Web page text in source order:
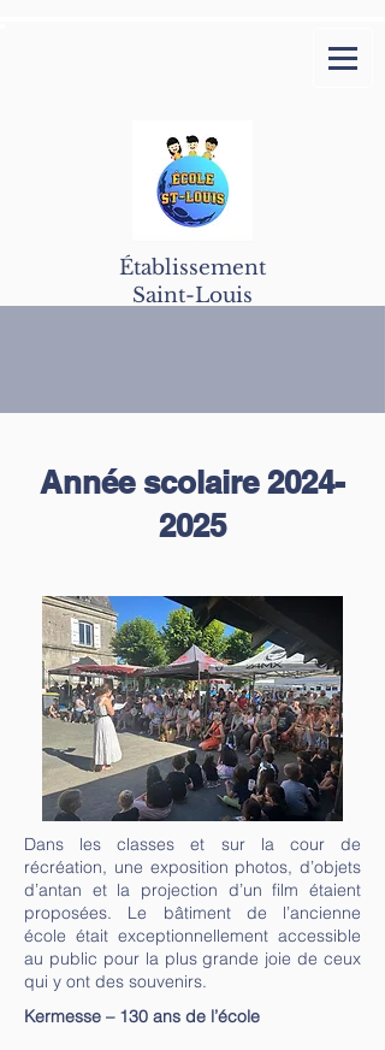
Établissement
Saint-Louis
Année scolaire2024-
2025
Dans les classes et sur la cour de
récréation, une exposition photos, d’objets
d’antan et la projection d’un film étaient
proposées. Le bâtiment de l’ancienne
école était exceptionnellement accessible
au public pour la plus grande joie de ceux
qui y ont des souvenirs.
Kermesse – 130 ans de l’école